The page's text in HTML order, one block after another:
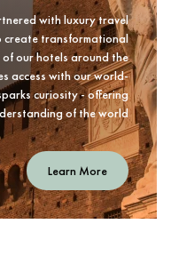
with luxury travel
create transformational
our hotels around the
access with our world-
curiosity - offering
of the world.
Learn More